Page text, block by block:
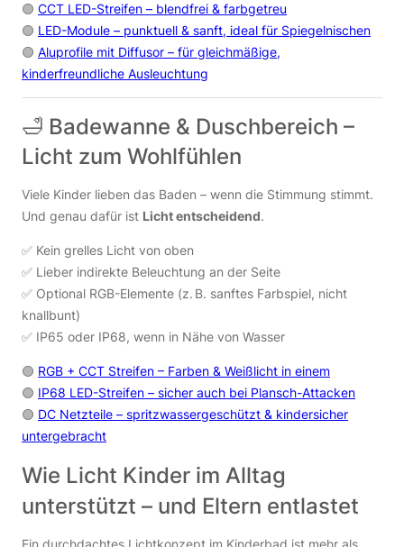
🟢 CCT LED-Streifen – blendfrei & farbgetreu
🟢 LED-Module – punktuell & sanft, ideal für Spiegelnischen
🟢 Aluprofile mit Diffusor – für gleichmäßige,
kinderfreundliche Ausleuchtung
🛁 Badewanne & Duschbereich –
Licht zum Wohlfühlen
Viele Kinder lieben das Baden – wenn die Stimmung stimmt.
Und genau dafür ist Licht entscheidend.
✅ Kein grelles Licht von oben
✅ Lieber indirekte Beleuchtung an der Seite
✅ Optional RGB-Elemente (z. B. sanftes Farbspiel, nicht
knallbunt)
✅ IP65 oder IP68, wenn in Nähe von Wasser
🟢 RGB + CCT Streifen – Farben & Weißlicht in einem
🟢 IP68 LED-Streifen – sicher auch bei Plansch-Attacken
🟢 DC Netzteile – spritzwassergeschützt & kindersicher
untergebracht
Wie Licht Kinder im Alltag
unterstützt – und Eltern entlastet